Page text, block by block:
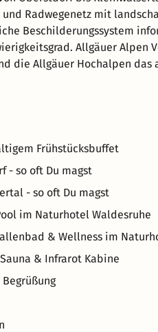
und Radwegenetz mit
Beschilderungssystem
der Allgäuer Alpen macht
die Allgäuer Hochalpen
Frühstücksbuffet
- so oft Du magst
- so oft Du magst
im Naturhotel Waldesruhe
& Wellness im
& Infrarot Kabine